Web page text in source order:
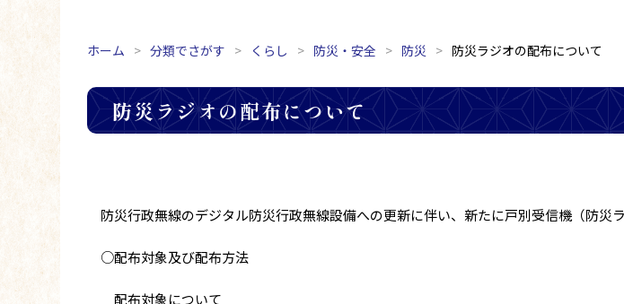
ホーム 分類でさがす くらし 防災・安全 防災 防災ラジオの配布について
防災ラジオの配布について
防災行政無線のデジタル防災行政無線設備への更新に伴い、新たに戸別受信機（防災
○配布対象及び配布方法
配布対象について